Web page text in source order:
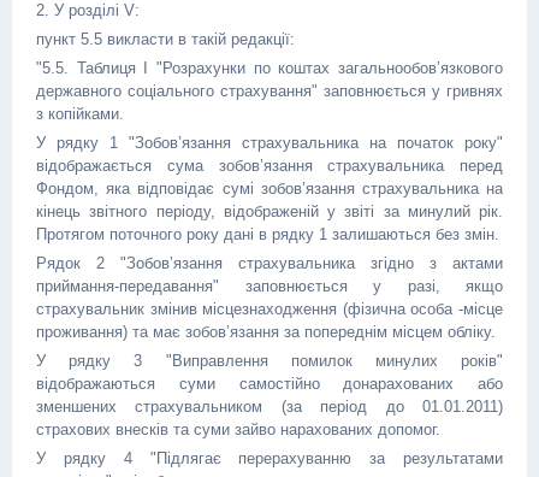
2. У розділі V:
пункт 5.5 викласти в такій редакції:
"5.5. Таблиця I "Розрахунки по коштах загальнообов’язкового
державного соціального страхування" заповнюється у гривнях
з копійками.
У рядку 1 "Зобов’язання страхувальника на початок року"
відображається сума зобов’язання страхувальника перед
Фондом, яка відповідає сумі зобов’язання страхувальника на
кінець звітного періоду, відображеній у звіті за минулий рік.
Протягом поточного року дані в рядку 1 залишаються без змін.
Рядок 2 "Зобов’язання страхувальника згідно з актами
приймання-передавання" заповнюється у разі, якщо
страхувальник змінив місцезнаходження (фізична особа -місце
проживання) та має зобов’язання за попереднім місцем обліку.
У рядку 3 "Виправлення помилок минулих років"
відображаються суми самостійно донарахованих або
зменшених страхувальником (за період до 01.01.2011)
страхових внесків та суми зайво нарахованих допомог.
У рядку 4 "Підлягає перерахуванню за результатами